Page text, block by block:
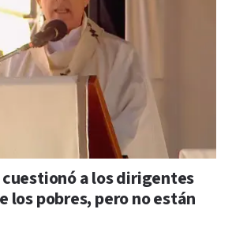
cuestionó a los dirigentes
los pobres, pero no están